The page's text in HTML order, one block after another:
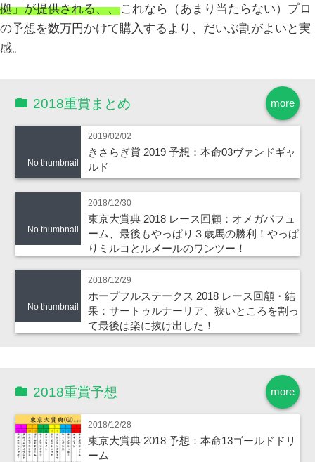
拠」が提供される、、これなら（あまり当たらない）プロ
の予想を数万円かけて購入するより、だいぶ割がよいと実
感。
more
2018重賞まとめ
No thumbnail
2019/02/02
きさらぎ賞 2019 予想：本命03ヴァンドギャ
ルド
No thumbnail
2018/12/30
東京大賞典 2018 レース回顧：オメガパフュ
ーム、最後もやっぱり３歳馬の勝利！やっぱ
りミルコとルメールのワンツー！
No thumbnail
2018/12/29
ホープフルステークス 2018 レース回顧・結
果：サートゥルナーリア、狭いところを割っ
て最後は楽に抜け出した！
more
2018重賞予想
2018/12/28
東京大賞典 2018 予想：本命13ゴールドドリ
ーム